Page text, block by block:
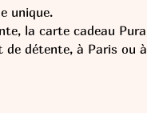
unique.
la carte cadeau Pura
de détente, à Paris ou à